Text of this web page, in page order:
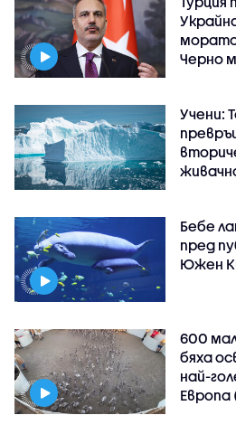
Черно
Учени:
Бебе
пред
Южен
600
бяха
най-
Европа